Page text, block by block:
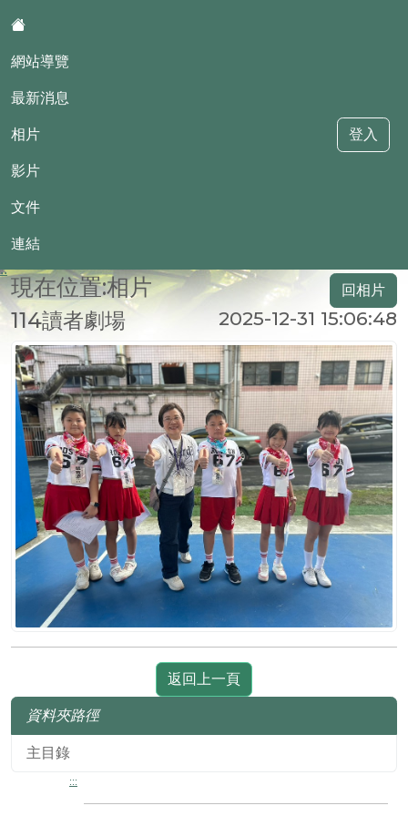
網站導覽
最新消息
相片
影片
文件
連結
登入
回相片
現在位置:相片
114讀者劇場 2025-12-31 15:06:48
返回上一頁
資料夾路徑
主目錄
:::